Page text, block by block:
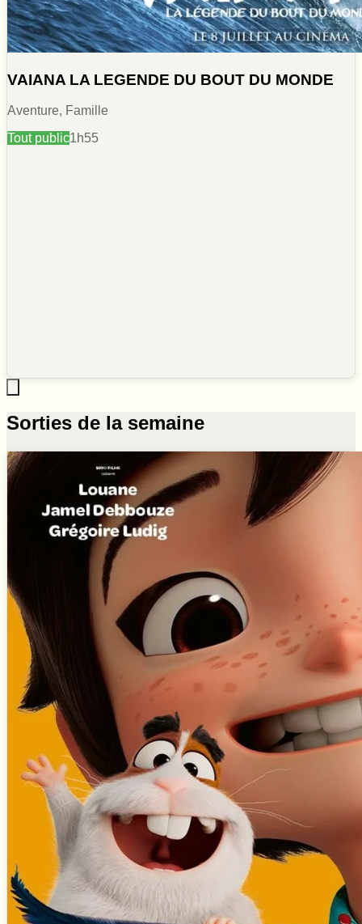
VAIANA LA LEGENDE DU BOUT DU MONDE
Aventure, Famille
Tout public1h55
Sorties de la semaine